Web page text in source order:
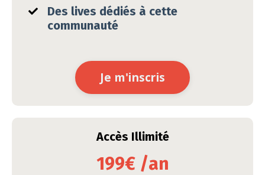
Des lives dédiés à cette
communauté
Je m'inscris
Accès Illimité
199€ /an